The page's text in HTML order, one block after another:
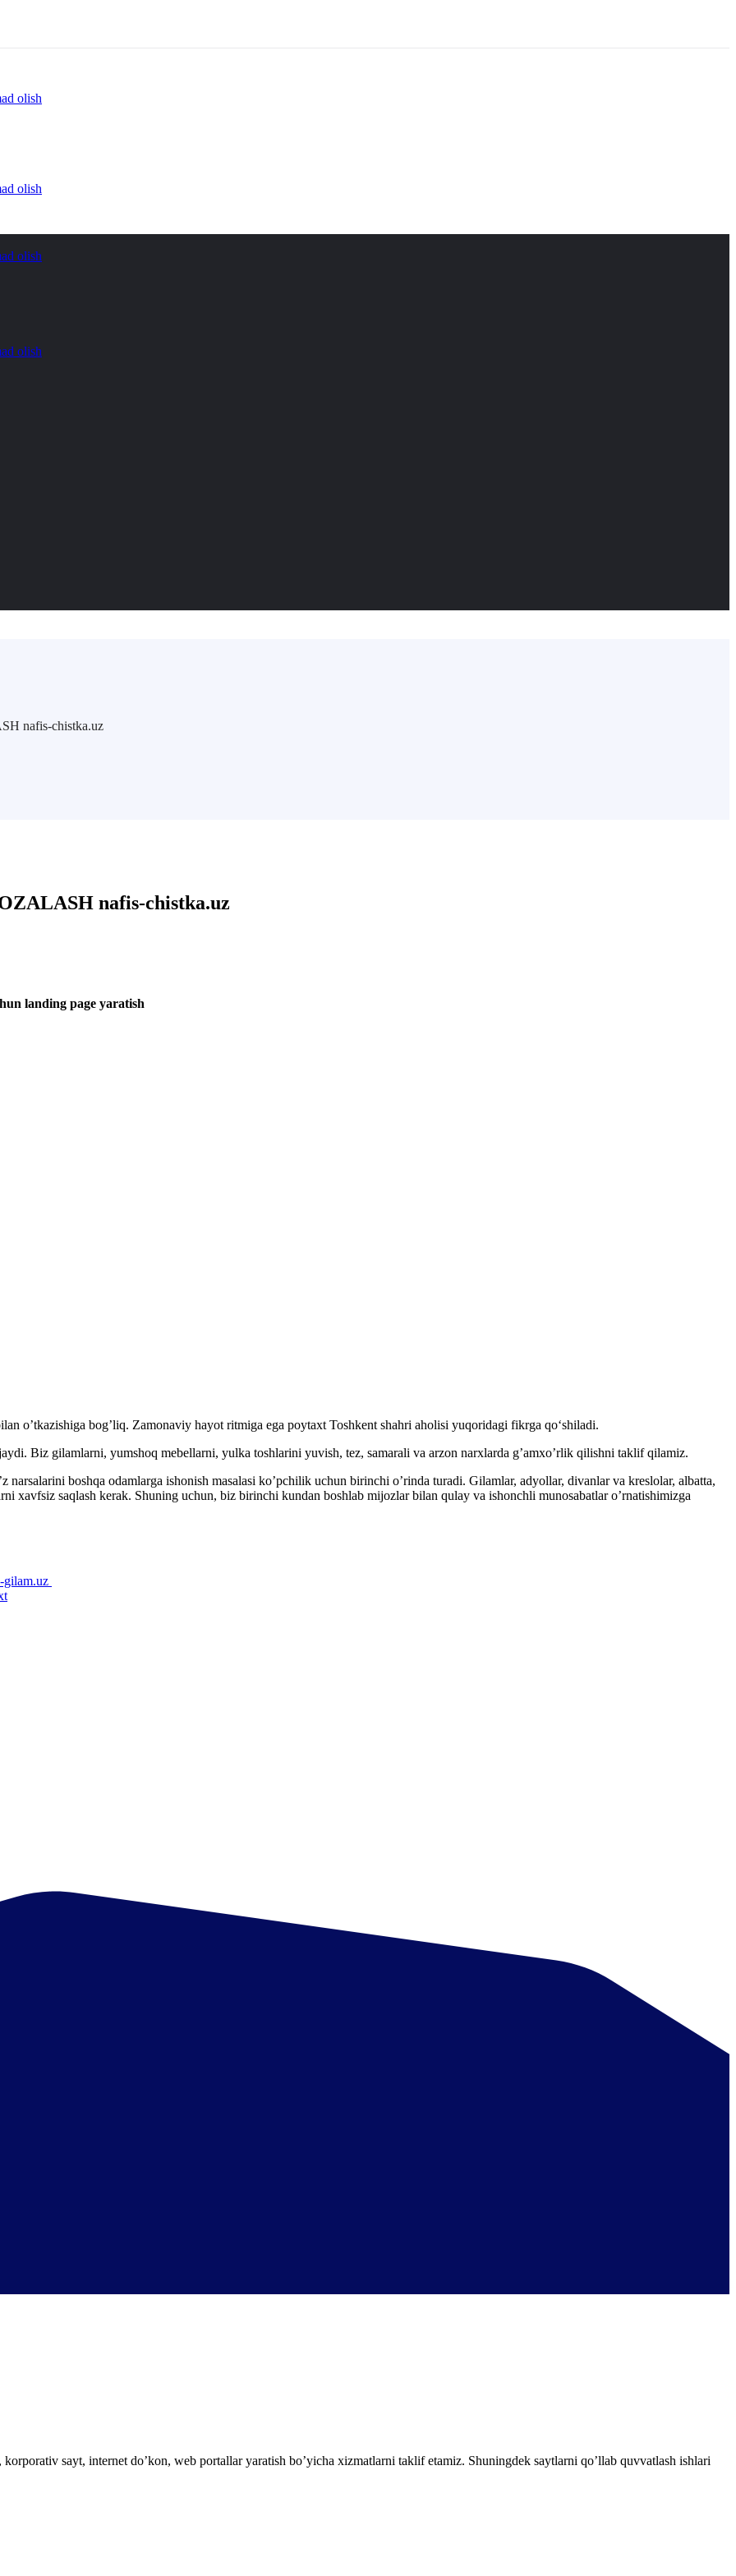
olish
olish
olish
olish
nafis-chistka.uz
nafis-chistka.uz
landing page yaratish
o’tkazishiga bog’liq. Zamonaviy hayot ritmiga ega poytaxt Toshkent shahri aholisi yuqoridagi fikrga qo‘shiladi.
Biz gilamlarni, yumshoq mebellarni, yulka toshlarini yuvish, tez, samarali va arzon narxlarda g’amxo’rlik qilishni taklif qilamiz.
boshqa odamlarga ishonish masalasi ko’pchilik uchun birinchi o’rinda turadi. Gilamlar, adyollar, divanlar va kreslolar, albatta,
xavfsiz saqlash kerak. Shuning uchun, biz birinchi kundan boshlab mijozlar bilan qulay va ishonchli munosabatlar o’rnatishimizga
sayt, internet do’kon, web portallar yaratish bo’yicha xizmatlarni taklif etamiz. Shuningdek saytlarni qo’llab quvvatlash ishlari